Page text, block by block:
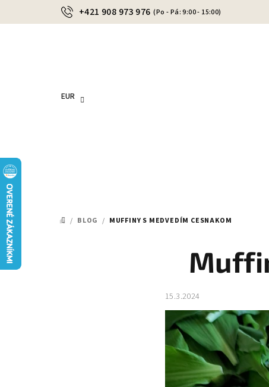
na
EUR
+421 908 973 976 (Po - Pá: 9:00 - 15:00)
DOMOV
/ BLOG / MUFFINY S MEDVEDÍM CESNAKOM
15.3.2024